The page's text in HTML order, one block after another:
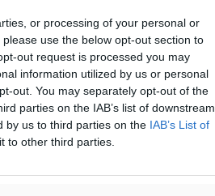
or processing of your personal or
use the below opt-out section to
out request is processed you may
information utilized by us or personal
out. You may separately opt-out of the
parties on the IAB’s list of downstream
by us to third parties on the IAB’s List of
to other third parties.